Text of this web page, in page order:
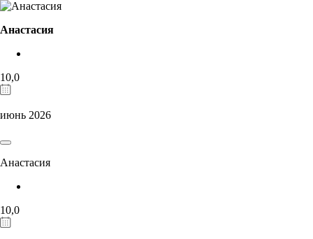
Анастасия
10,0
июнь 2026
Анастасия
10,0